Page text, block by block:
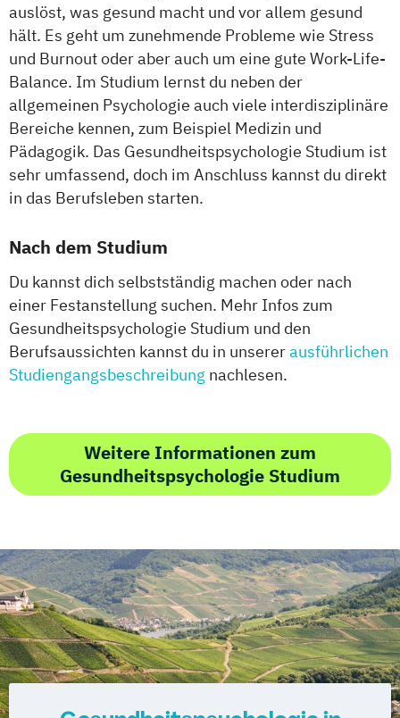
auslöst, was gesund macht und vor allem gesund
hält. Es geht um zunehmende Probleme wie Stress
und Burnout oder aber auch um eine gute Work-Life-
Balance. Im Studium lernst du neben der
allgemeinen Psychologie auch viele interdisziplinäre
Bereiche kennen, zum Beispiel Medizin und
Pädagogik. Das Gesundheitspsychologie Studium ist
sehr umfassend, doch im Anschluss kannst du direkt
in das Berufsleben starten.
Nach dem Studium
Du kannst dich selbstständig machen oder nach
einer Festanstellung suchen. Mehr Infos zum
Gesundheitspsychologie Studium und den
Berufsaussichten kannst du in unsererausführlichen
Studiengangsbeschreibung nachlesen.
Weitere Informationen zum
Gesundheitspsychologie Studium